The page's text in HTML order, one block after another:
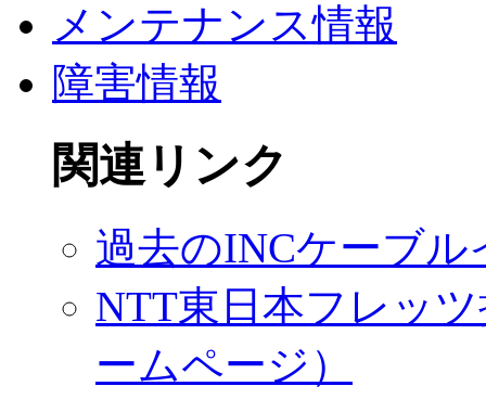
メンテナンス情報
障害情報
関連リンク
過去のINCケーブ
NTT東日本フレッ
ームページ）